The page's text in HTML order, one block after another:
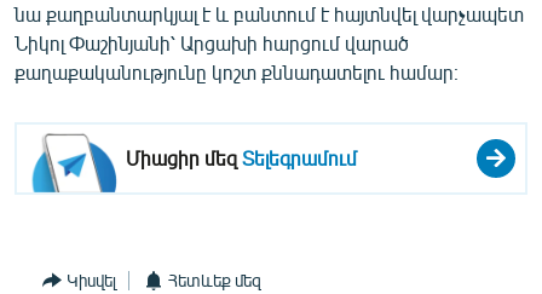
նա քաղբանտարկյալ է և բանտում է հայտնվել վարչապետ
Նիկոլ Փաշինյանի՝ Արցախի հարցում վարած
քաղաքականությունը կոշտ քննադատելու համար։
Միացիր մեզՏելեգրամում
Կիսվել Հետևեք մեզ